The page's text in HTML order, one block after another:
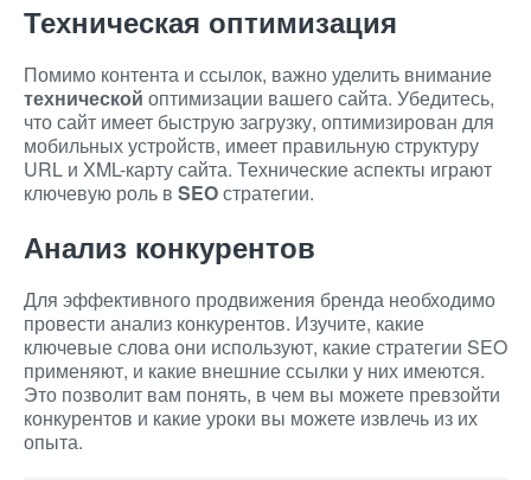
Техническая оптимизация
Помимо контента и ссылок, важно уделить внимание
технической оптимизации вашего сайта. Убедитесь,
что сайт имеет быструю загрузку, оптимизирован для
мобильных устройств, имеет правильную структуру
URL и XML-карту сайта. Технические аспекты играют
ключевую роль в SEOстратегии.
Анализ конкурентов
Для эффективного продвижения бренда необходимо
провести анализ конкурентов. Изучите, какие
ключевые слова они используют, какие стратегии SEO
применяют, и какие внешние ссылки у них имеются.
Это позволит вам понять, в чем вы можете превзойти
конкурентов и какие уроки вы можете извлечь из их
опыта.